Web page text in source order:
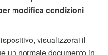
modifica condizioni
visualizzerai il
un normale documento in